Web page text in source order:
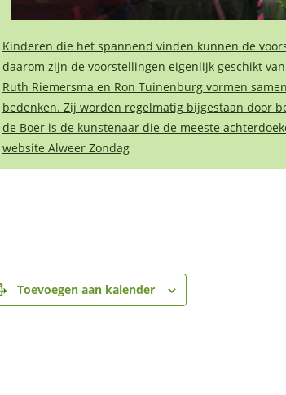
Kinderen die het spannend vinden kunnen de
daarom zijn de voorstellingen eigenlijk geschikt
Ruth Riemersma en Ron Tuinenburg vormen
bedenken. Zij worden regelmatig bijgestaan door
de Boer is de kunstenaar die de meeste
website Alweer Zondag
Toevoegen aan kalender